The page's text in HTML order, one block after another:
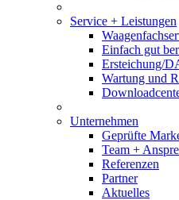
Service + Leistungen
Einfach gut
Ersteichung/
Wartung und
Unternehmen
Geprüfte
Team +
Referenzen
Partner
Aktuelles